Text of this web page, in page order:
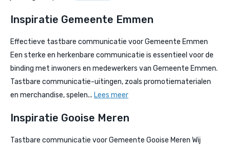
Inspiratie Gemeente Emmen
Effectieve tastbare communicatie voor Gemeente Emmen
Een sterke en herkenbare communicatie is essentieel voor de
binding met inwoners en medewerkers van Gemeente Emmen.
Tastbare communicatie-uitingen, zoals promotiematerialen
en merchandise, spelen... Lees meer
Inspiratie Gooise Meren
Tastbare communicatie voor Gemeente Gooise Meren Wij